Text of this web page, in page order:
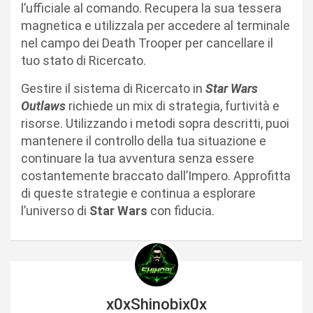
l’ufficiale al comando. Recupera la sua tessera
magnetica e utilizzala per accedere al terminale
nel campo dei Death Trooper per cancellare il
tuo stato di Ricercato.
Gestire il sistema di Ricercato in Star Wars
Outlaws richiede un mix di strategia, furtività e
risorse. Utilizzando i metodi sopra descritti, puoi
mantenere il controllo della tua situazione e
continuare la tua avventura senza essere
costantemente braccato dall’Impero. Approfitta
di queste strategie e continua a esplorare
l’universo di Star Wars con fiducia.
x0xShinobix0x